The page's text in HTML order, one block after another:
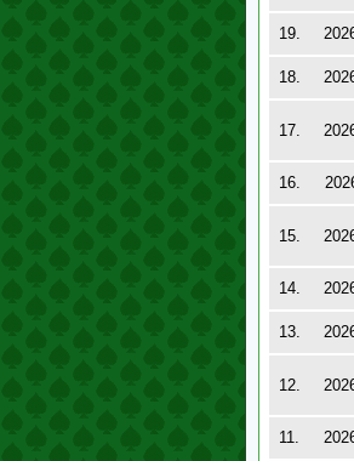
19.
18.
17.
16.
15.
14.
13.
12.
11.